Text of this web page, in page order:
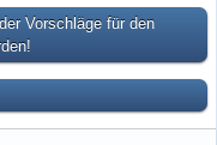
Vorschläge für den